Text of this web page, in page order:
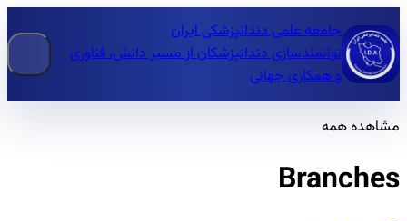
جامعه علمی دندانپزشکی ایران
توانمندسازی دندانپزشکان از مسیر دانش، فناوری
و همکاری جهانی
مشاهده همه
Branches